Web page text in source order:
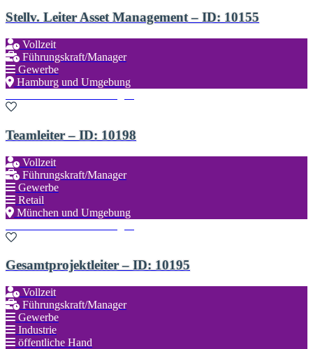
Stellv. Leiter Asset Management – ID: 10155
Vollzeit
Führungskraft/Manager
Gewerbe
Hamburg und Umgebung
Teamleiter – ID: 10198
Vollzeit
Führungskraft/Manager
Gewerbe
Retail
München und Umgebung
Gesamtprojektleiter – ID: 10195
Vollzeit
Führungskraft/Manager
Gewerbe
Industrie
öffentliche Hand